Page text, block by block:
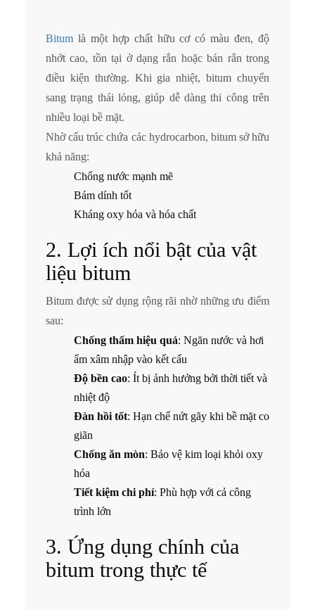
Bitum là một hợp chất hữu cơ có màu đen, độ
nhớt cao, tồn tại ở dạng rắn hoặc bán rắn trong
điều kiện thường. Khi gia nhiệt, bitum chuyển
sang trạng thái lỏng, giúp dễ dàng thi công trên
nhiều loại bề mặt.
Nhờ cấu trúc chứa các hydrocarbon, bitum sở hữu
khả năng:
Chống nước mạnh mẽ
Bám dính tốt
Kháng oxy hóa và hóa chất
2. Lợi ích nổi bật của vật
liệu bitum
Bitum được sử dụng rộng rãi nhờ những ưu điểm
sau:
Chống thấm hiệu quả: Ngăn nước và hơi
ẩm xâm nhập vào kết cấu
Độ bền cao: Ít bị ảnh hưởng bởi thời tiết và
nhiệt độ
Đàn hồi tốt: Hạn chế nứt gãy khi bề mặt co
giãn
Chống ăn mòn: Bảo vệ kim loại khỏi oxy
hóa
Tiết kiệm chi phí: Phù hợp với cả công
trình lớn
3. Ứng dụng chính của
bitum trong thực tế